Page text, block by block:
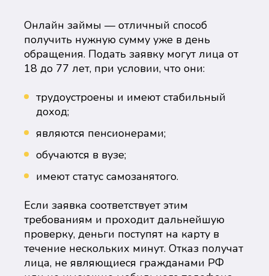
Онлайн займы — отличный способ
получить нужную сумму уже в день
обращения. Подать заявку могут лица от
18 до 77 лет, при условии, что они:
трудоустроены и имеют стабильный
доход;
являются пенсионерами;
обучаются в вузе;
имеют статус самозанятого.
Если заявка соответствует этим
требованиям и проходит дальнейшую
проверку, деньги поступят на карту в
течение нескольких минут. Отказ получат
лица, не являющиеся гражданами РФ